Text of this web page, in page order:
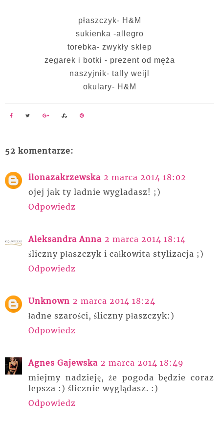
płaszczyk- H&M
sukienka -allegro
torebka- zwykły sklep
zegarek i botki - prezent od męża
naszyjnik- tally weijl
okulary- H&M
52 komentarze:
ilonazakrzewska 2 marca 2014 18:02
ojej jak ty ladnie wygladasz! ;)
Odpowiedz
Aleksandra Anna 2 marca 2014 18:14
śliczny płaszczyk i całkowita stylizacja ;)
Odpowiedz
Unknown 2 marca 2014 18:24
ładne szarości, śliczny płaszczyk:)
Odpowiedz
Agnes Gajewska 2 marca 2014 18:49
miejmy nadzieję, że pogoda będzie coraz
lepsza :) ślicznie wyglądasz. :)
Odpowiedz